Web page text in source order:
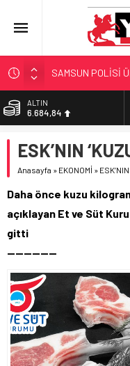
SAMSUN POLİSİ
NEBİYANFEST
ULAŞIMA ZAM MI
‘EL EMEĞİ’
ALTIN
6.684,84
13.811,60
DOLAR
55,1602
ESK’NIN
Anasayfa » EKONOMİ »
Daha önce kuzu
açıklayan Et ve Süt
gitti
——————